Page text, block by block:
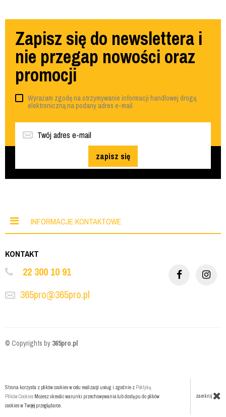
Zapisz się do newslettera i
nie przegap nowości oraz
promocji
Wyrażam zgodę na otrzymywanie informacji handlowej drogą
elektroniczną na podany adres e-mail
zapisz się
INFORMACJE KONTAKTOWE
KONTAKT
22 300 10 91
365pro@365pro.pl
© Copyrights by 365pro.pl
Strona korzysta z plików cookies w celu realizacji usług i zgodnie z Polityką
Plików Cookies Możesz określić warunki przechowywania lub dostępu do plików
cookies w Twojej przeglądarce.
zamknij